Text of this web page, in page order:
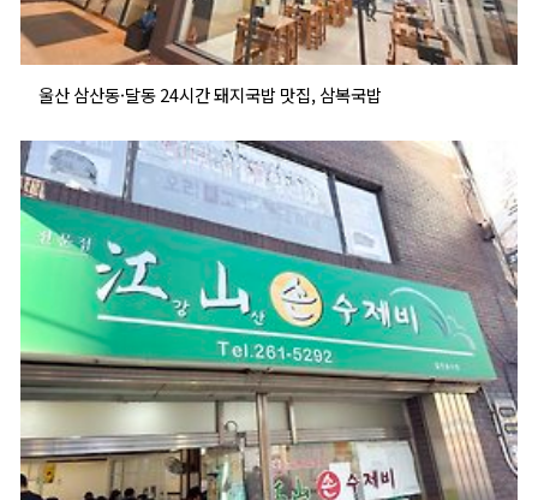
울산 삼산동·달동 24시간 돼지국밥 맛집, 삼복국밥